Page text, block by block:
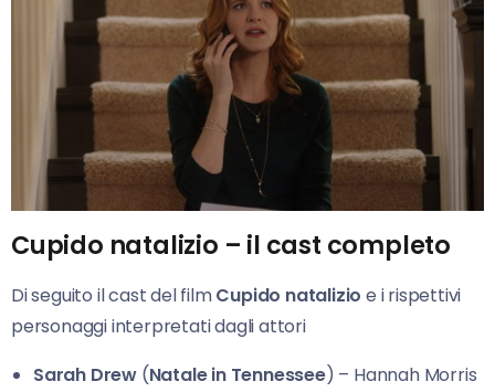
Cupido natalizio – il cast completo
Di seguito il cast del filmCupido natalizio e i rispettivi
personaggi interpretati dagli attori
Sarah Drew (Natale in Tennessee) – Hannah Morris